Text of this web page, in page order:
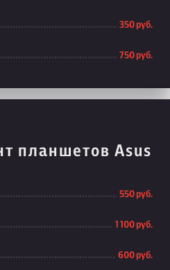
350 руб.
750 руб.
планшетов Asus
550 руб.
1 100 руб.
600 руб.